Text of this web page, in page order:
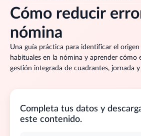
Cómo reducir
nómina
Una guía práctica para identificar el
habituales en la nómina y aprender cómo
gestión integrada de cuadrantes, jornada
Completa tus datos y
este contenido.